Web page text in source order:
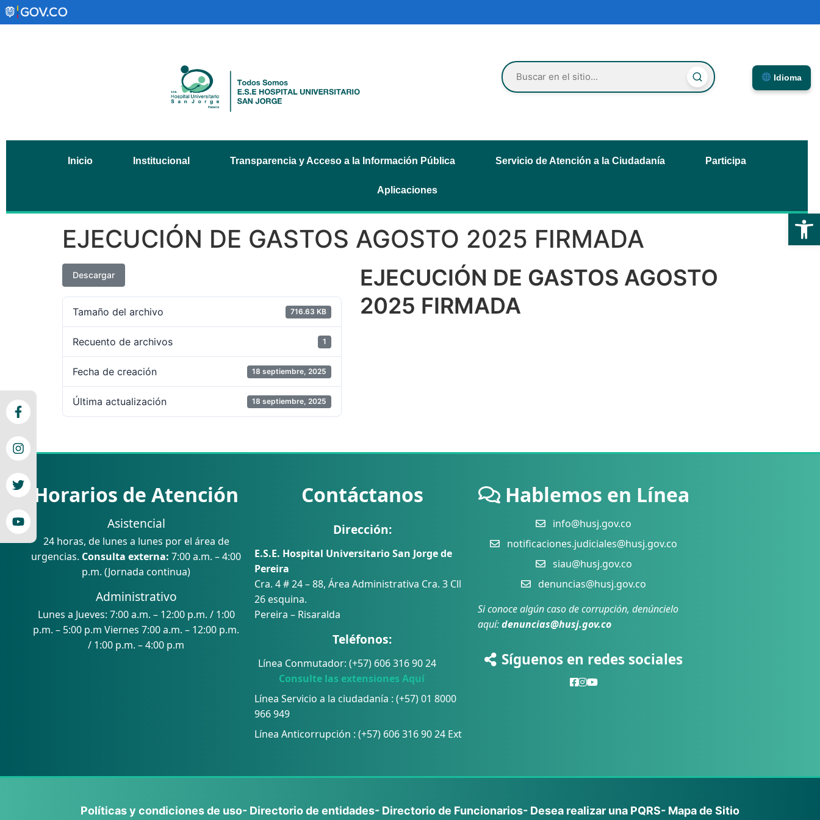
Abrir
Idioma
Inicio Institucional Transparencia y Acceso a la Información Pública Servicio de Atención a la Ciudadanía Participa
Aplicaciones
EJECUCIÓN DE GASTOS AGOSTO 2025 FIRMADA
Descargar
Tamaño del archivo 716.63 KB
Recuento de archivos 1
Fecha de creación 18 septiembre, 2025
Última actualización 18 septiembre, 2025
EJECUCIÓN DE GASTOS AGOSTO
2025 FIRMADA
Horarios de Atención
Asistencial
24 horas, de lunes a lunes por el área de
urgencias. Consulta externa: 7:00 a.m. – 4:00
p.m. (Jornada continua)
Administrativo
Lunes a Jueves: 7:00 a.m. – 12:00 p.m. / 1:00
p.m. – 5:00 p.m Viernes 7:00 a.m. – 12:00 p.m.
/ 1:00 p.m. – 4:00 p.m
Contáctanos
Dirección:
E.S.E. Hospital Universitario San Jorge de
Pereira
Cra. 4 # 24 – 88, Área Administrativa Cra. 3 Cll
26 esquina.
Pereira – Risaralda
Teléfonos:
Línea Conmutador: (+57) 606 316 90 24
Consulte las extensiones Aquí
Línea Servicio a la ciudadanía : (+57) 01 8000
966 949
Línea Anticorrupción : (+57) 606 316 90 24 Ext
Hablemos en Línea
info@husj.gov.co
notificaciones.judiciales@husj.gov.co
siau@husj.gov.co
denuncias@husj.gov.co
Si conoce algún caso de corrupción, denúncielo
aquí:denuncias@husj.gov.co
Síguenos en redes sociales
Políticas y condiciones de uso- Directorio de entidades- Directorio de Funcionarios- Desea realizar una PQRS- Mapa de Sitio